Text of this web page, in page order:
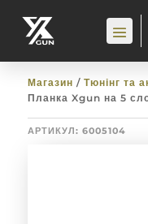
Магазин / Тюнінг та
Планка Xgun на 5
АРТИКУЛ: 6005104